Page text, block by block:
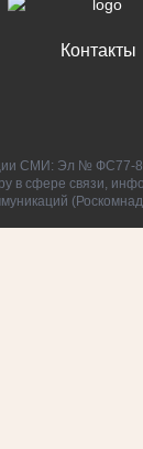
Контакты
СМИ: Эл № ФС77-
в сфере связи,